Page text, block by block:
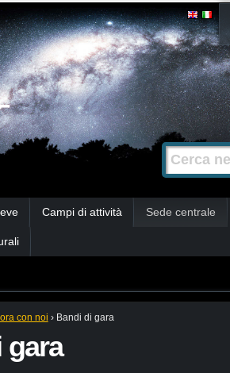
Cerca nel
Campi di attività Sede centrale
con noi › Bandi di gara
gara